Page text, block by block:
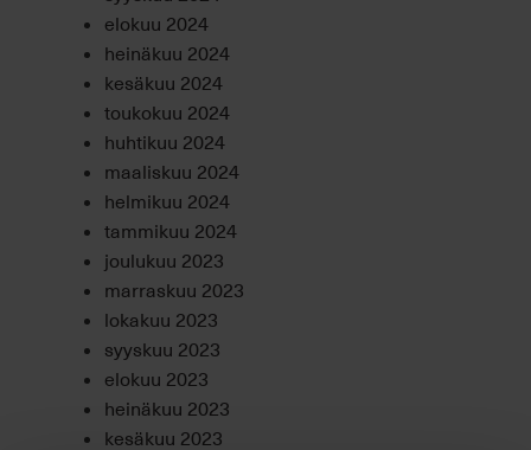
elokuu 2024
heinäkuu 2024
kesäkuu 2024
toukokuu 2024
huhtikuu 2024
maaliskuu 2024
helmikuu 2024
tammikuu 2024
joulukuu 2023
marraskuu 2023
lokakuu 2023
syyskuu 2023
elokuu 2023
heinäkuu 2023
kesäkuu 2023